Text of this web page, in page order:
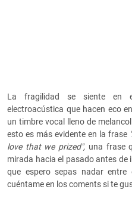
La fragilidad se siente en
electroacústica que hacen eco
un timbre vocal lleno de
esto es más evidente en la frase
love that we prized", una frase
mirada hacia el pasado antes de
que espero sepas nadar
cuéntame en los coments si te